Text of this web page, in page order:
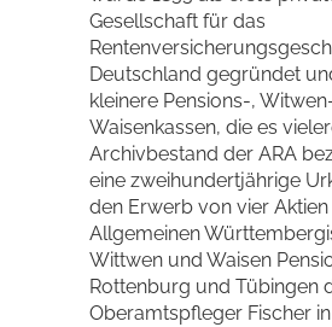
Gesellschaft für das
Deutschland gegründet
kleinere Pensions-,
Waisenkassen, die es
Archivbestand der ARA
eine zweihundertjährige
den Erwerb von vier
Allgemeinen
Wittwen und Waisen
Rottenburg und Tübingen
Oberamtspfleger Fischer